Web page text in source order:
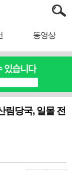
동영상
림당국, 일몰 전